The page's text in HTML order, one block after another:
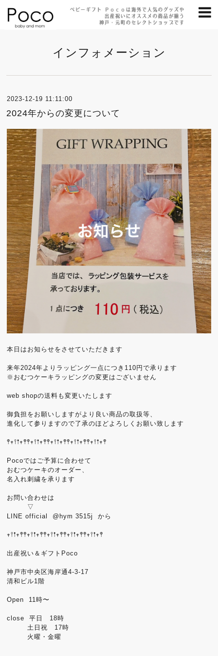
インフォメーション
2023-12-19 11:11:00
2024年からの変更について
本日はお知らせをさせていただきます
来年2024年よりラッピング一点につき110円で承ります
※おむつケーキラッピングの変更はございません
web shopの送料も変更いたします
御負担をお願いしますがより良い商品の取扱等、
進化して参りますので了承のほどよろしくお願い致します
𖤣𖥧𖥣𖡡𖥧𖤣𖤣𖥧𖥣𖡡𖥧𖤣𖤣𖥧𖥣𖡡𖥧𖤣𖤣𖥧𖥣𖡡𖥧𖤣𖤣𖥧𖥣𖡡𖥧𖤣
Pocoではご予算に合わせて
おむつケーキのオーダー、
名入れ刺繍を承ります
お問い合わせは
▽
LINE official @hym 3515j から
𖥧𖥣𖡡𖥧𖤣𖤣𖥧𖥣𖡡𖥧𖤣𖤣𖥧𖥣𖡡𖥧𖤣𖤣𖥧𖥣𖡡𖥧𖤣𖤣𖥧𖥣𖡡𖥧𖤣
出産祝い＆ギフトPoco
神戸市中央区海岸通4-3-17
清和ビル1階
Open 11時〜
close 平日 18時
土日祝 17時
火曜・金曜